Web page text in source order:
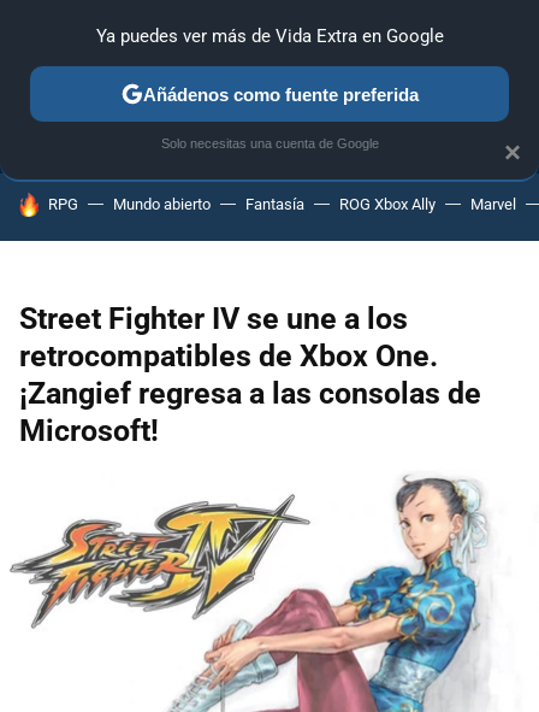
ANÁLISIS GUÍAS Y TRUCOS PC SONY NINTENDO
HOY SE HABLA DE
RPG Mundo abierto Fantasía ROG Xbox Ally Marvel
Street Fighter IV se une a los
retrocompatibles de Xbox One.
¡Zangief regresa a las consolas de
Microsoft!
×
Ya puedes ver más de Vida Extra en Google
Añádenos como fuente preferida
Solo necesitas una cuenta de Google